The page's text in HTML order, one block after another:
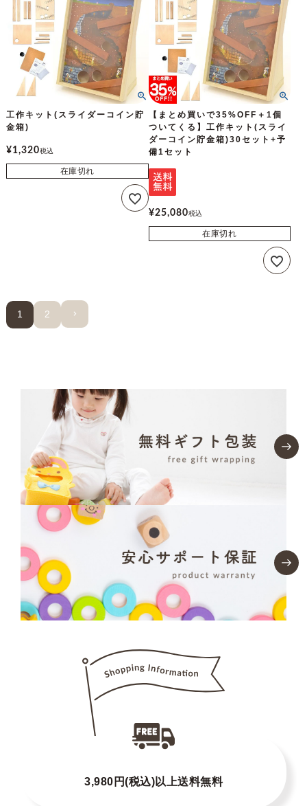
工作キット(スライダーコイン貯
金箱)
¥1,320税込
在庫切れ
【まとめ買いで35%OFF＋1個
ついてくる】工作キット(スライ
ダーコイン貯金箱)30セット+予
備1セット
¥25,080税込
在庫切れ
1 2
3,980円(税込)以上送料無料